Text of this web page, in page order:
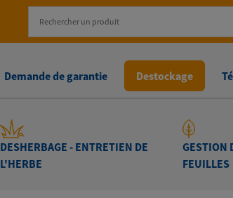
Demande de garantie Destockage
DESHERBAGE - ENTRETIEN DE
L'HERBE
GESTION
FEUILLES